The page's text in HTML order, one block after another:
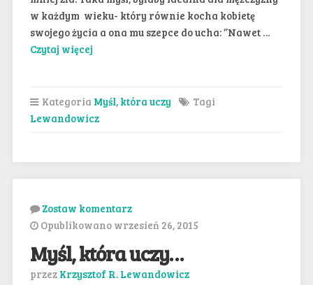
w każdym wieku- który równie kocha kobietę
swojego życia a ona mu szepce do ucha: ‘’Nawet …
Czytaj więcej
Kategoria Myśl, która uczy
Tagi
Lewandowicz
Zostaw komentarz
Opublikowano wrzesień 26, 2015
Myśl, która uczy…
przez Krzysztof R. Lewandowicz